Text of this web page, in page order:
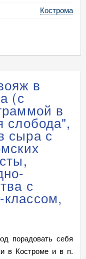
Кострома
в
(с
в
слобода",
сыра с
с
порадовать себя
в Костроме и в п.